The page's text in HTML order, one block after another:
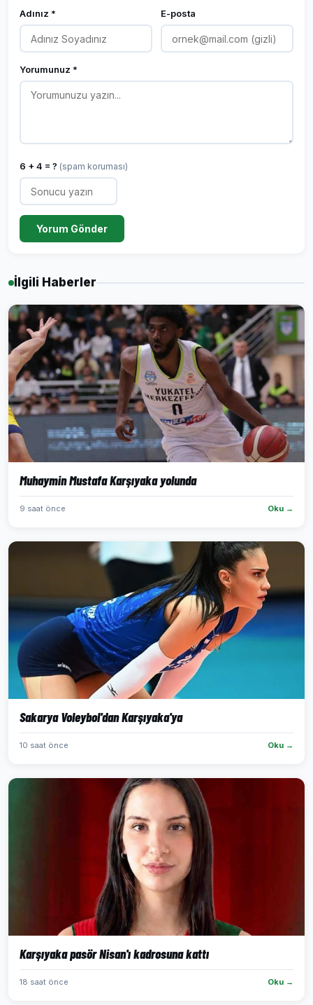
Adınız * E-posta
Yorumunuz *
6 + 4 = ? (spam koruması)
Yorum Gönder
İlgili Haberler
Muhaymin Mustafa Karşıyaka yolunda
9 saat önce Oku →
Sakarya Voleybol'dan Karşıyaka'ya
10 saat önce Oku →
Karşıyaka pasör Nisan'ı kadrosuna kattı
18 saat önce Oku →